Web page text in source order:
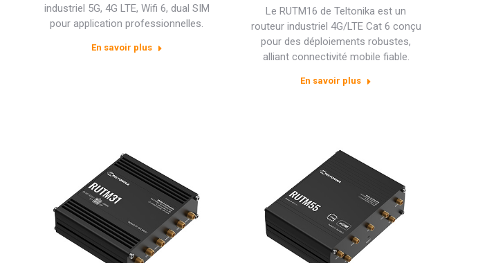
industriel 5G, 4G LTE, Wifi 6, dual SIM
pour application professionnelles.
En savoir plus
Le RUTM16 de Teltonika est un
routeur industriel 4G/LTE Cat 6 conçu
pour des déploiements robustes,
alliant connectivité mobile fiable.
En savoir plus